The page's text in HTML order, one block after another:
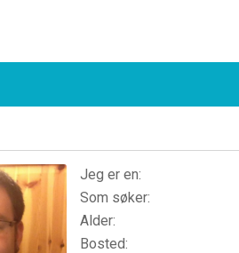
Jeg er en:
Som søker:
Alder:
Bosted: